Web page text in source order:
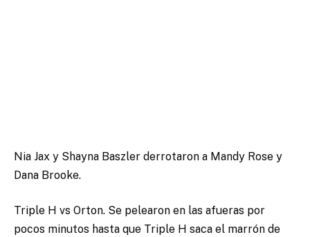
Nia Jax y Shayna Baszler derrotaron a Mandy Rose y
Dana Brooke.
Triple H vs Orton. Se pelearon en las afueras por
pocos minutos hasta que Triple H saca el marrón de